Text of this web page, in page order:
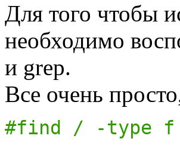
Для того чтобы
необходимо
и grep.
Все очень
#find / -type f -